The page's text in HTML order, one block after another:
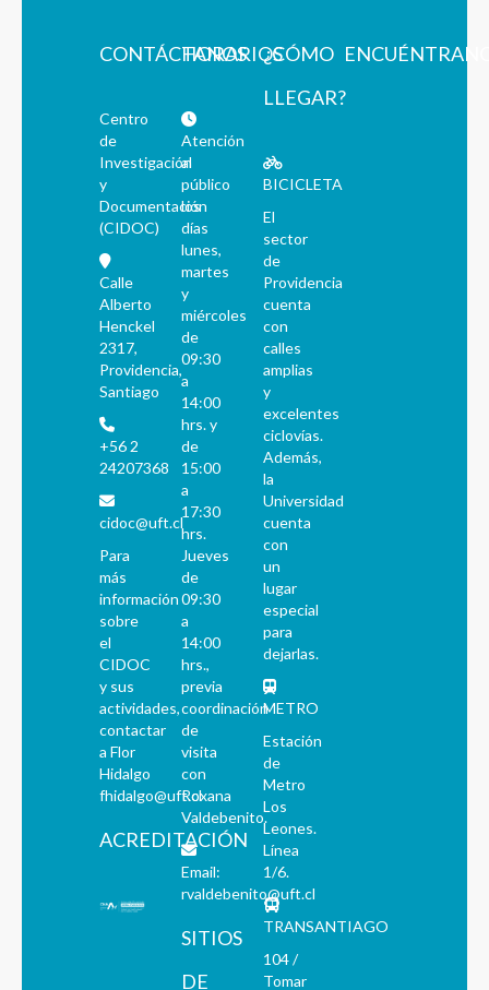
CONTÁCTANOS
Centro
de
Investigación
y
Documentación
(CIDOC)
Calle
Alberto
Henckel
2317,
Providencia,
Santiago
+56 2
24207368
cidoc@uft.cl
Para
más
información
sobre
el
CIDOC
y sus
actividades,
contactar
a Flor
Hidalgo
fhidalgo@uft.cl
ACREDITACIÓN
HORARIOS
Atención
al
público
los
días
lunes,
martes
y
miércoles
de
09:30
a
14:00
hrs. y
de
15:00
a
17:30
hrs.
Jueves
de
09:30
a
14:00
hrs.,
previa
coordinación
de
visita
con
Roxana
Valdebenito.
Email:
rvaldebenito@uft.cl
SITIOS
DE
¿CÓMO
LLEGAR?
BICICLETA
El
sector
de
Providencia
cuenta
con
calles
amplias
y
excelentes
ciclovías.
Además,
la
Universidad
cuenta
con
un
lugar
especial
para
dejarlas.
METRO
Estación
de
Metro
Los
Leones.
Línea
1/6.
TRANSANTIAGO
104 /
Tomar